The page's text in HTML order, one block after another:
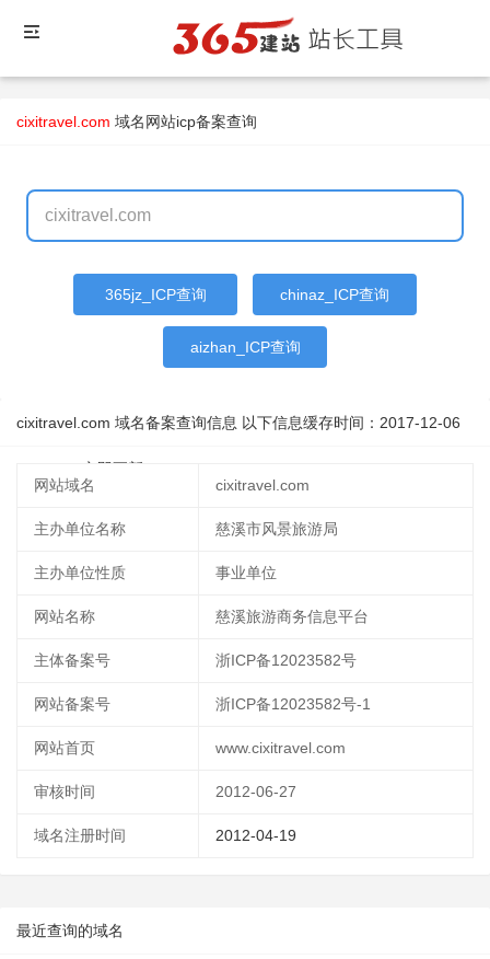
cixitravel.com 域名网站icp备案查询
365jz_ICP查询 chinaz_ICP查询
aizhan_ICP查询
cixitravel.com 域名备案查询信息 以下信息缓存时间： 2017-12-06
立即更新
网站域名
cixitravel.com
主办单位名称 慈溪市风景旅游局
主办单位性质 事业单位
网站名称 慈溪旅游商务信息平台
主体备案号 浙ICP备12023582号
网站备案号 浙ICP备12023582号-1
网站首页 www.cixitravel.com
审核时间 2012-06-27
域名注册时间 2012-04-19
最近查询的域名